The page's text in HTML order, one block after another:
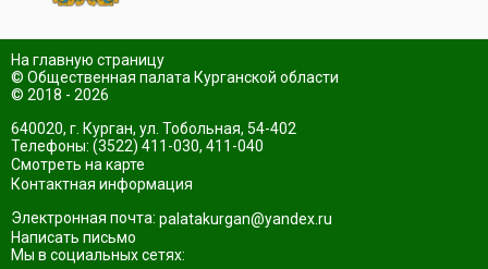
На главную страницу
© Общественная палата Курганской области
© 2018 - 2026
640020, г. Курган, ул. Тобольная, 54-402
Телефоны: (3522) 411-030, 411-040
Смотреть на карте
Контактная информация
Электронная почта: palatakurgan@yandex.ru
Написать письмо
Мы в социальных сетях: